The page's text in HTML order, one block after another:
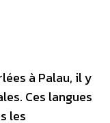
à Palau, il y
Ces langues
les